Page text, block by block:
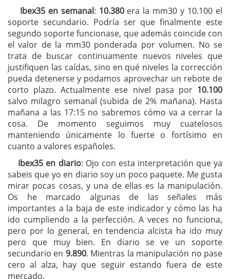
Ibex35 en semanal: 10.380era la mm30 y 10.100 el
soporte secundario. Podría ser que finalmente este
segundo soporte funcionase, que además coincide con
el valor de la mm30 ponderada por volumen. No se
trata de buscar continuamente nuevos niveles que
justifiquen las caídas, sino en qué niveles la corrección
pueda detenerse y podamos aprovechar un rebote de
corto plazo. Actualmente ese nivel pasa por 10.100
salvo milagro semanal (subida de 2% mañana). Hasta
mañana a las 17:15 no sabremos cómo va a cerrar la
cosa. De momento seguimos muy cuatelosos
manteniendo únicamente lo fuerte o fortísimo en
cuanto a valores españoles.
Ibex35 en diario: Ojo con esta interpretación que ya
sabeis que yo en diario soy un poco paquete. Me gusta
mirar pocas cosas, y una de ellas es la manipulación.
Os he marcado algunas de las señales más
importantes a la baja de este indicador y cómo las ha
ido cumpliendo a la perfección. A veces no funciona,
pero por lo general, en tendencia alcista ha ido muy
pero que muy bien. En diario se ve un soporte
secundario en 9.890. Mientras la manipulación no pase
cero al alza, hay que seguir estando fuera de este
mercado.